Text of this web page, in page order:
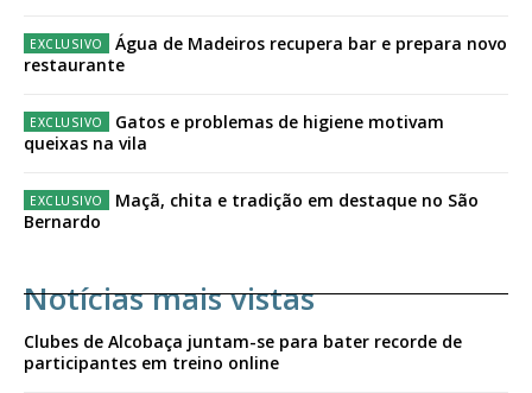
Água de Madeiros recupera bar e prepara novo
restaurante
Gatos e problemas de higiene motivam
queixas na vila
Maçã, chita e tradição em destaque no São
Bernardo
Notícias mais vistas
Clubes de Alcobaça juntam-se para bater recorde de
participantes em treino online